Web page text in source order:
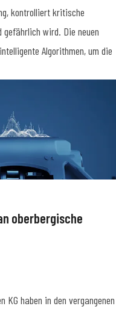
kontrolliert kritische
gefährlich wird. Die neuen
Algorithmen, um die
oberbergische
KG haben in den vergangenen